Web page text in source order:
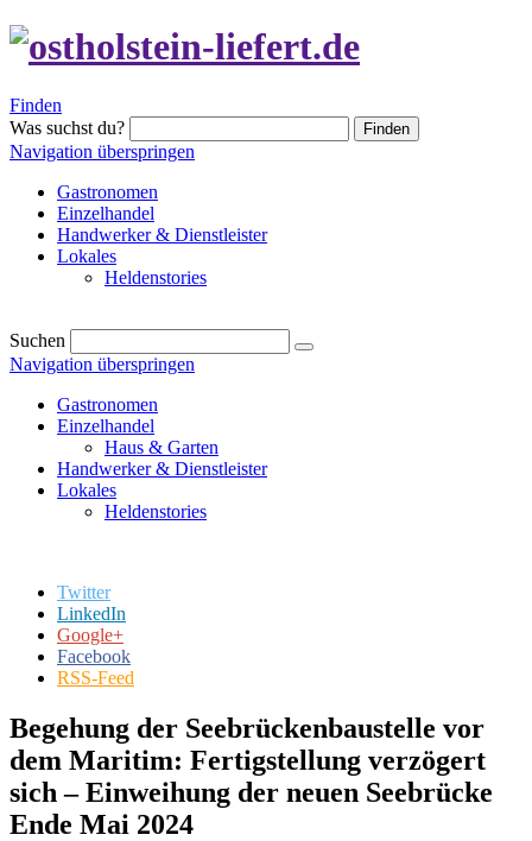
Finden
Was suchst du?
Finden
Navigation überspringen
Gastronomen
Einzelhandel
Handwerker & Dienstleister
Lokales
Heldenstories
Suchen
Navigation überspringen
Gastronomen
Einzelhandel
Haus & Garten
Handwerker & Dienstleister
Lokales
Heldenstories
Twitter
LinkedIn
Google+
Facebook
RSS-Feed
Begehung der Seebrückenbaustelle vor
dem Maritim: Fertigstellung verzögert
sich – Einweihung der neuen Seebrücke
Ende Mai 2024